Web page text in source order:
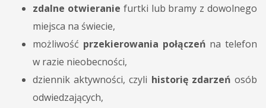
zdalne otwieranie furtki lub bramy z dowolnego
miejsca na świecie,
możliwość przekierowania połączeń na telefon
w razie nieobecności,
dziennik aktywności, czyli historię zdarzeń osób
odwiedzających,